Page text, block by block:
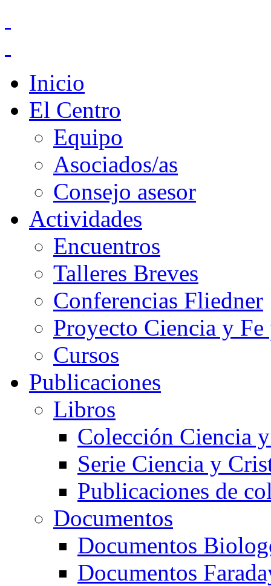
Inicio
El Centro
Equipo
Asociados/as
Consejo asesor
Actividades
Encuentros
Talleres Breves
Conferencias Fliedner
Proyecto Ciencia y
Cursos
Publicaciones
Libros
Colección Ciencia
Serie Ciencia y
Publicaciones de
Documentos
Documentos
Documentos